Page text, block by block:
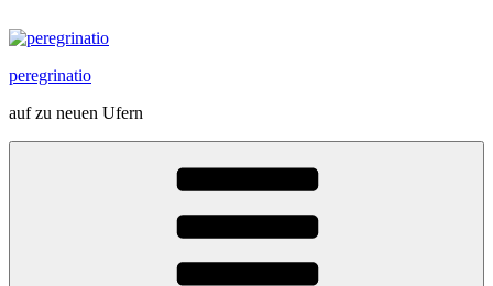
Inhalt
peregrinatio
auf zu neuen Ufern